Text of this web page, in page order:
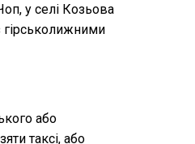
у селі Козьова
гірськолижними
або
таксі, або